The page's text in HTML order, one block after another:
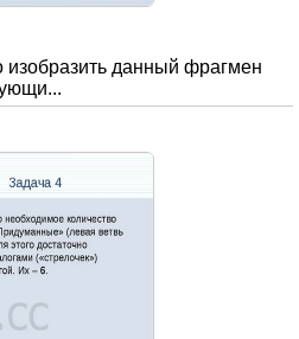
данный фрагмен